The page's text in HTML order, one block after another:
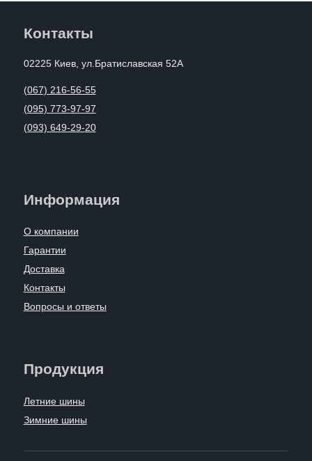
Контакты
02225 Киев, ул.Братиславская 52А
(067) 216-56-55
(095) 773-97-97
(093) 649-29-20
Информация
О компании
Гарантии
Доставка
Контакты
Вопросы и ответы
Продукция
Летние шины
Зимние шины